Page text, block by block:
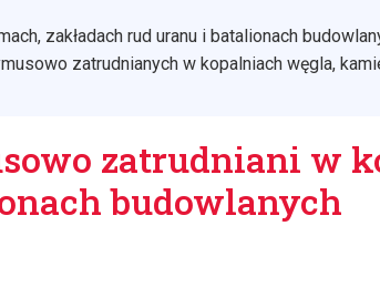
zakładach rud uranu i batalionach
zatrudnianych w kopalniach węgla,
zatrudniani w
budowlanych